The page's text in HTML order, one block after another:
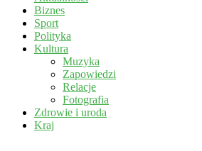
Biznes
Sport
Polityka
Kultura
Muzyka
Zapowiedzi
Relacje
Fotografia
Zdrowie i uroda
Kraj